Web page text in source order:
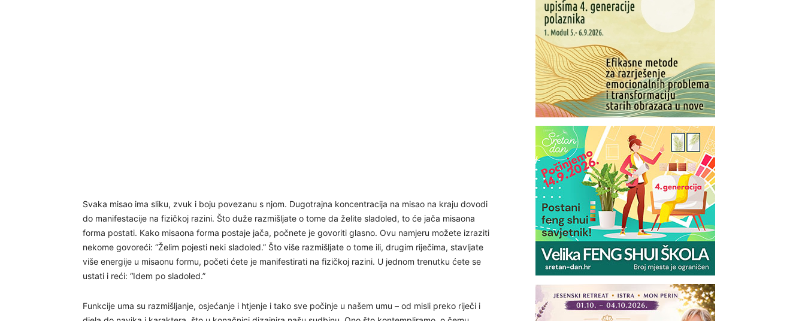
Svaka misao ima sliku, zvuk i boju povezanu s njom. Dugotrajna koncentracija na misao na kraju dovodi
do manifestacije na fizičkoj razini. Što duže razmišljate o tome da želite sladoled, to će jača misaona
forma postati. Kako misaona forma postaje jača, počnete je govoriti glasno. Ovu namjeru možete izraziti
nekome govoreći: “Želim pojesti neki sladoled.” Što više razmišljate o tome ili, drugim riječima, stavljate
više energije u misaonu formu, početi ćete je manifestirati na fizičkoj razini. U jednom trenutku ćete se
ustati i reći: “Idem po sladoled.”
Funkcije uma su razmišljanje, osjećanje i htjenje i tako sve počinje u našem umu – od misli preko riječi i